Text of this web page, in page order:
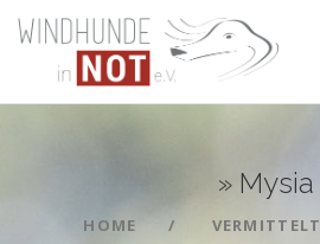
» Mysia
HOME VERMITTELT